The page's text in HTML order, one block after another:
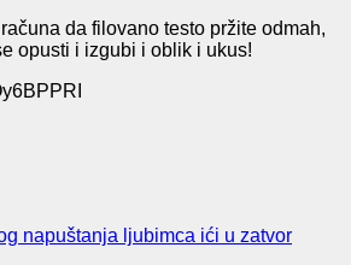
da filovano testo pržite odmah,
opusti i izgubi i oblik i ukus!
napuštanja ljubimca ići u zatvor